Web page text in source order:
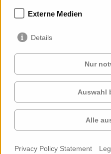
Services
Cases
Profile
Externe Medien
Details
Nur
Auswahl
Alle
Privacy Policy Statement